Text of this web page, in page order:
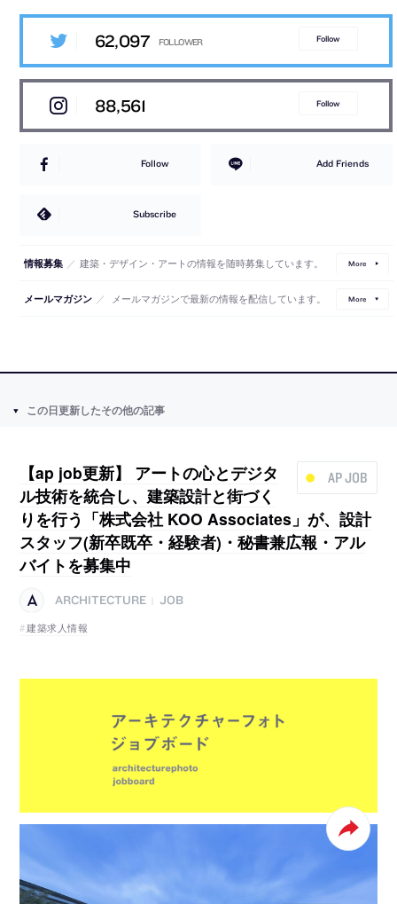
62,097 Follow
88,561 Follow
Follow Add Friends
Subscribe
情報募集 ／ 建築・デザイン・アートの情報を随時募集しています。 More
メールマガジン ／ メールマガジンで最新の情報を配信しています。 More
この日更新したその他の記事
AP JOB
【ap job更新】 アートの心とデジタ
ル技術を統合し、建築設計と街づく
りを行う「株式会社 KOO Associates」が、設計
スタッフ(新卒既卒・経験者)・秘書兼広報・アル
バイトを募集中
ARCHITECTURE
JOB
建築求人情報